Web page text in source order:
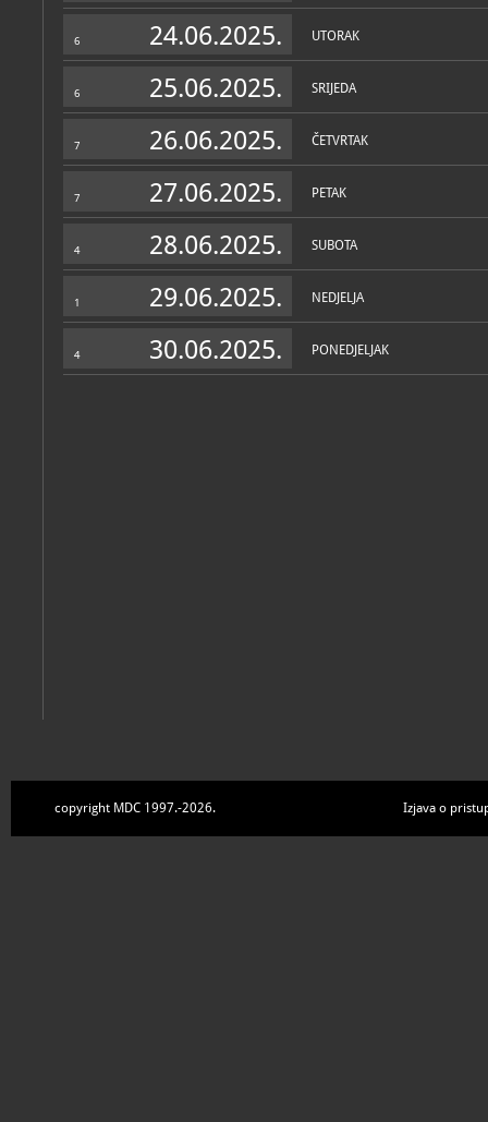
6 24.06.2025. UTORAK
6 25.06.2025. SRIJEDA
7 26.06.2025. ČETVRTAK
7 27.06.2025. PETAK
4 28.06.2025. SUBOTA
1 29.06.2025. NEDJELJA
4 30.06.2025. PONEDJELJAK
copyright MDC 1997.-2026. Izjava o